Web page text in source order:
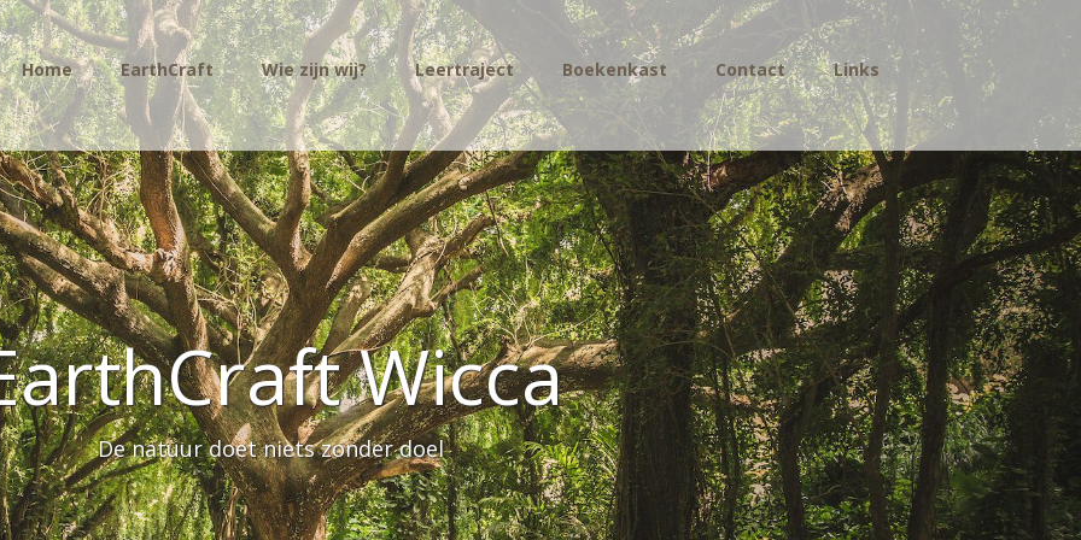
Home EarthCraft Wie zijn wij? Leertraject Boekenkast Contact Links
Wicca
De natuur doet niets zonder doel